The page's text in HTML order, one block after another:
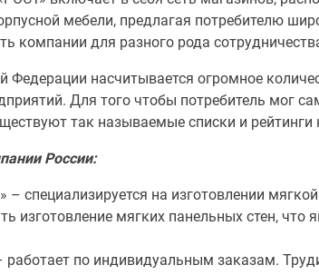
мебели, предлагая потребителю
компании для разного рода
Федерации насчитывается огромное
Для того чтобы потребитель мог
так называемые списки и рейтинги
России:
– специализируется на изготовлении
изготовление мягких панельных стен, что
по индивидуальным заказам.